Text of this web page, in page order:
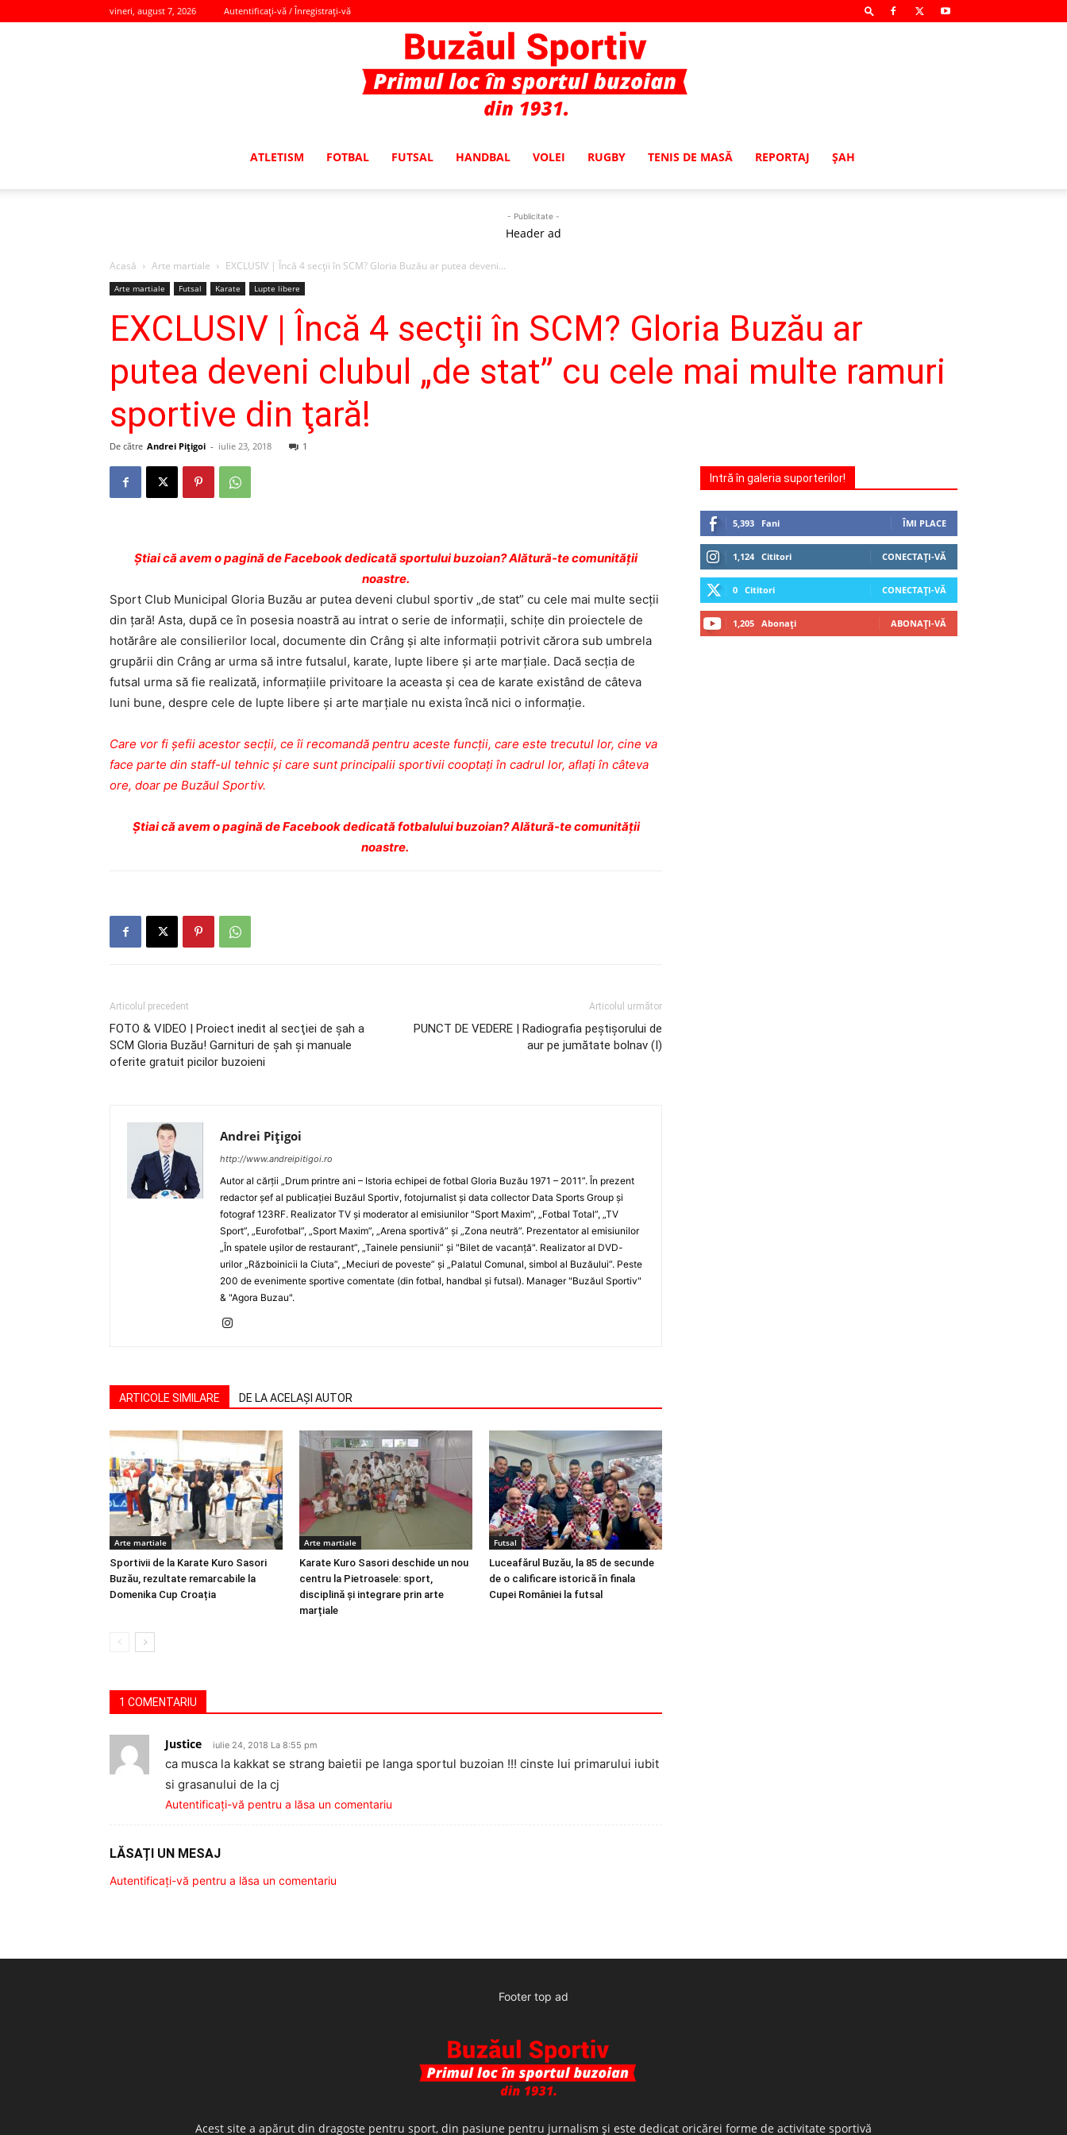
vineri, august 7, 2026 Autentificați-vă / Înregistrați-vă
ATLETISM FOTBAL FUTSAL HANDBAL VOLEI RUGBY TENIS DE MASĂ REPORTAJ ŞAH
- Publicitate -
Header ad
Acasă Arte martiale EXCLUSIV | Încă 4 secţii în SCM? Gloria Buzău ar putea deveni...
Arte martiale Futsal Karate Lupte libere
EXCLUSIV | Încă 4 secţii în SCM? Gloria Buzău ar
putea deveni clubul „de stat” cu cele mai multe ramuri
sportive din ţară!
De către Andrei Pițigoi - iulie 23, 2018 1
Ştiai că avem o pagină de Facebook dedicată sportului buzoian? Alătură-te comunității
noastre.
Sport Club Municipal Gloria Buzău ar putea deveni clubul sportiv „de stat” cu cele mai multe secţii
din ţară! Asta, după ce în posesia noastră au intrat o serie de informaţii, schiţe din proiectele de
hotărâre ale consilierilor local, documente din Crâng şi alte informaţii potrivit cărora sub umbrela
grupării din Crâng ar urma să intre futsalul, karate, lupte libere şi arte marţiale. Dacă secţia de
futsal urma să fie realizată, informaţiile privitoare la aceasta şi cea de karate existând de câteva
luni bune, despre cele de lupte libere şi arte marţiale nu exista încă nici o informaţie.
Care vor fi şefii acestor secţii, ce îi recomandă pentru aceste funcţii, care este trecutul lor, cine va
face parte din staff-ul tehnic şi care sunt principalii sportivii cooptaţi în cadrul lor, aflaţi în câteva
ore, doar pe Buzăul Sportiv.
Ştiai că avem o pagină de Facebook dedicată fotbalului buzoian? Alătură-te comunității
noastre.
Articolul precedent
FOTO & VIDEO | Proiect inedit al secţiei de şah a
SCM Gloria Buzău! Garnituri de şah şi manuale
oferite gratuit picilor buzoieni
Articolul următor
PUNCT DE VEDERE | Radiografia peştişorului de
aur pe jumătate bolnav (I)
Andrei Pițigoi
http://www.andreipitigoi.ro
Autor al cărţii „Drum printre ani – Istoria echipei de fotbal Gloria Buzău 1971 – 2011”. În prezent
redactor şef al publicaţiei Buzăul Sportiv, fotojurnalist şi data collector Data Sports Group şi
fotograf 123RF. Realizator TV şi moderator al emisiunilor "Sport Maxim", „Fotbal Total”, „TV
Sport”, „Eurofotbal”, „Sport Maxim”, „Arena sportivă” şi „Zona neutră”. Prezentator al emisiunilor
„În spatele uşilor de restaurant”, „Tainele pensiunii” şi "Bilet de vacanţă". Realizator al DVD-
urilor „Războinicii la Ciuta”, „Meciuri de poveste” şi „Palatul Comunal, simbol al Buzăului”. Peste
200 de evenimente sportive comentate (din fotbal, handbal şi futsal). Manager "Buzăul Sportiv"
& "Agora Buzau".
ARTICOLE SIMILARE DE LA ACELAȘI AUTOR
Arte martiale
Sportivii de la Karate Kuro Sasori
Buzău, rezultate remarcabile la
Domenika Cup Croația
Arte martiale
Karate Kuro Sasori deschide un nou
centru la Pietroasele: sport,
disciplină și integrare prin arte
marțiale
Futsal
Luceafărul Buzău, la 85 de secunde
de o calificare istorică în finala
Cupei României la futsal
1 COMENTARIU
Justice iulie 24, 2018 La 8:55 pm
ca musca la kakkat se strang baietii pe langa sportul buzoian !!! cinste lui primarului iubit
si grasanului de la cj
Autentificați-vă pentru a lăsa un comentariu
LĂSAȚI UN MESAJ
Autentificați-vă pentru a lăsa un comentariu
Intră în galeria suporterilor!
5,393 Fani ÎMI PLACE
1,124 Cititori CONECTAȚI-VĂ
0 Cititori CONECTAȚI-VĂ
1,205 Abonați ABONAȚI-VĂ
Footer top ad
Acest site a apărut din dragoste pentru sport, din pasiune pentru jurnalism şi este dedicat oricărei forme de activitate sportivă